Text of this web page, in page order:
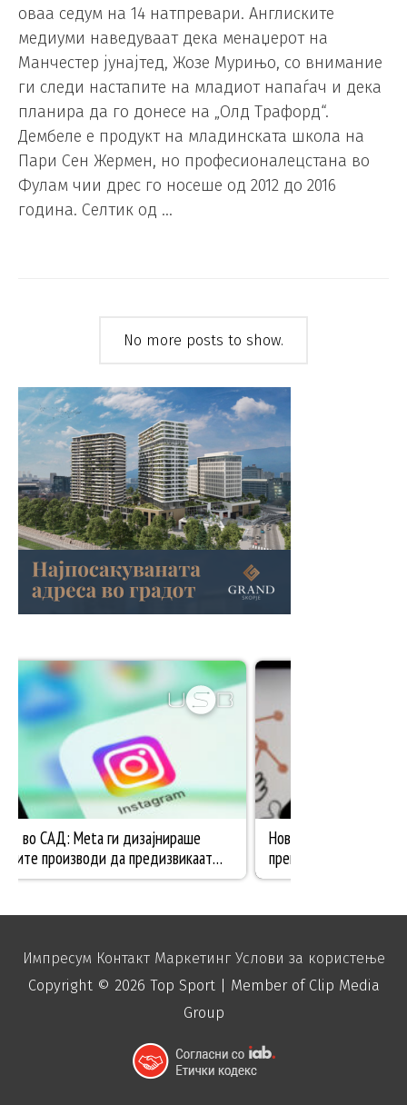
оваа седум на 14 натпревари. Англиските
медиуми наведуваат дека менаџерот на
Манчестер јунајтед, Жозе Мурињо, со внимание
ги следи настапите на младиот напаѓач и дека
планира да го донесе на „Олд Трафорд“.
Дембеле е продукт на младинската школа на
Пари Сен Жермен, но професионалецстана во
Фулам чии дрес го носеше од 2012 до 2016
година. Селтик од …
No more posts to show.
Импресум Контакт Маркетинг Услови за користење
Copyright © 2026 Top Sport| Member of Clip Media
Group